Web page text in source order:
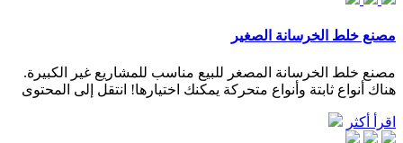
مصنع خلط الخرسانة الصغير
مصنع خلط الخرسانة المصغر للبيع مناسب للمشاريع غير الكبيرة.
هناك أنواع ثابتة وأنواع متحركة يمكنك اختيارها! انتقل إلى المحتوى
اقرأ أكثر